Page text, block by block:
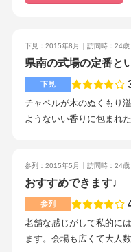
下見：2015年8月 訪問時：24歳
県南の式場の定番と
下見
チャペルが木のぬくもり
ようないい香りに包まれ
るのがいいと思った。周
した。水沢駅、水沢江刺
いのところにあるので、
ろです。国道4号線沿いな
いと思います。他の会場
ていることを伝えると、
参列：2015年5月 訪問時：24歳
おすすめできます♩
参列
老舗な感じがして私的に
ます。会場も広くて大人